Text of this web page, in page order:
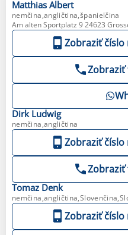
Matthias Albert
nemčina,angličtina,španielčina
Am alten Sportplatz 9 24623
Zobraziť
Zobraziť
Dirk Ludwig
nemčina,angličtina
Zobraziť
Zobraziť
Tomaz Denk
Zobraziť